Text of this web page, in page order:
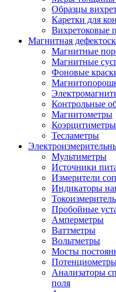
Образцы
Каретки для
Вихретоковые
Магнитная
Магнитные
Магнитные
Фоновые
Контрольные
Магнитометры
Тесламетры
Мультиметры
Источники
Измерители
Индикаторы
Пробойные
Амперметры
Ваттметры
Вольтметры
Мосты
Анализаторы
поля